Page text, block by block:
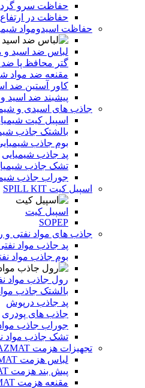
حفاظت سرو
حفاظت در ارتفاع
حفاظت اسیدومواد
لباس ضد اسید و
گتر محافظ پا ضد
مقنعه ضد مواد
کاور آستین ضد
پیشبند ضد اسید
جاذب های اسیدی و
اسپیل کیت
بالشتک جاذب
بوم جاذب
پد جاذب شیمیایی
تشک جاذب
جوراب جاذب
اسپیل کیت SPILL KIT
اسپیل کیت
SOPEP
جاذب های مواد نفتی و
پد جاذب مواد
بوم جاذب مواد
رول جاذب مواد
بالشتک جاذب
پد جاذب درپوش
جاذب های پودری
جوراب جاذب
تشک جاذب مواد
تجهیزات هزمت HAZMAT
لباس هزمت HAZMAT
پیش بند هزمت HAZMAT
مقنعه هزمت HAZMAT